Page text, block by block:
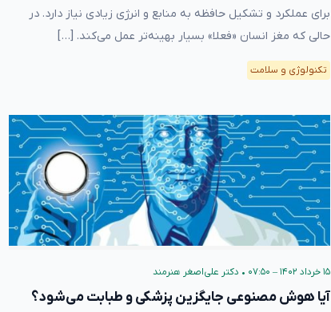
برای عملکرد و تشکیل حافظه به منابع و انرژی زیادی نیاز دارد. در
حالی که مغز انسان «فعلا» بسیار بهینه‌تر عمل می‌کند. […]
تکنولوژی و سلامت
۱۵ خرداد ۱۴۰۲ – ۰۷:۵۰ • دکتر علی‌اصغر هنرمند
آیا هوش مصنوعی جایگزین پزشکی و طبابت می‌شود؟